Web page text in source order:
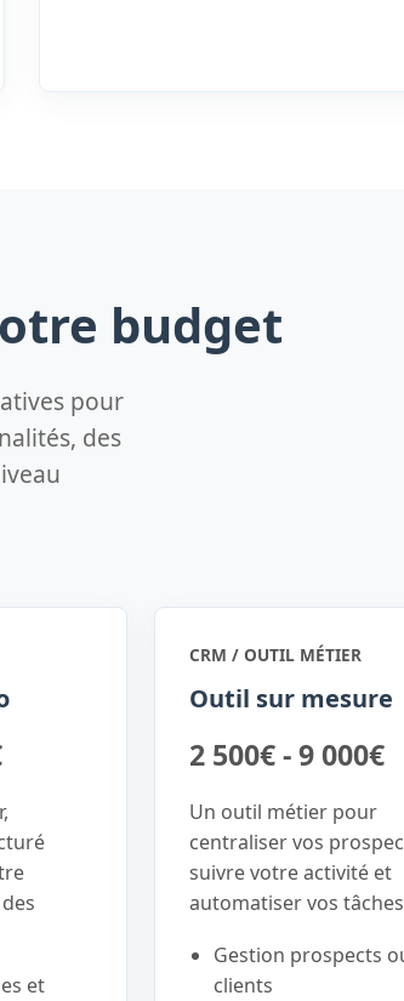
budget
pour
des
et
CRM / OUTIL MÉTIER
Outil sur mesure
2 500€ - 9 000€
Un outil métier pour
centraliser vos
suivre votre activité et
automatiser vos
Gestion prospects
clients